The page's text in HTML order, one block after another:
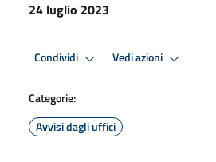
24 luglio 2023
Condividi Vedi azioni
Categorie:
Avvisi dagli uffici